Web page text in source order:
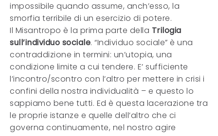
impossibile quando assume, anch’esso, la
smorfia terribile di un esercizio di potere.
Il Misantropo è la prima parte della Trilogia
sull’individuo sociale. “Individuo sociale” è una
contraddizione in termini: un’utopia, una
condizione limite a cui tendere. E’ sufficiente
l’incontro/scontro con l’altro per mettere in crisi i
confini della nostra individualità – e questo lo
sappiamo bene tutti. Ed è questa lacerazione tra
le proprie istanze e quelle dell’altro che ci
governa continuamente, nel nostro agire